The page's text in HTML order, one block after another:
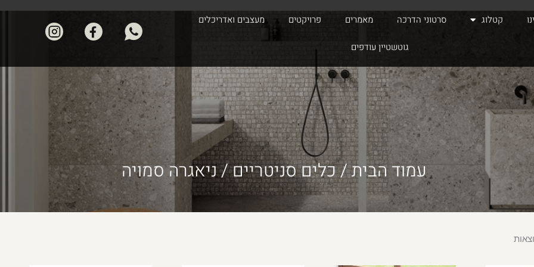
קטלוג סרטוני הדרכה מאמרים פרויקטים מעצבים ואדריכלים
גוטשטיין עודפים
עמוד הבית/כלים סניטריים/ ניאגרה סמויה
ממוין